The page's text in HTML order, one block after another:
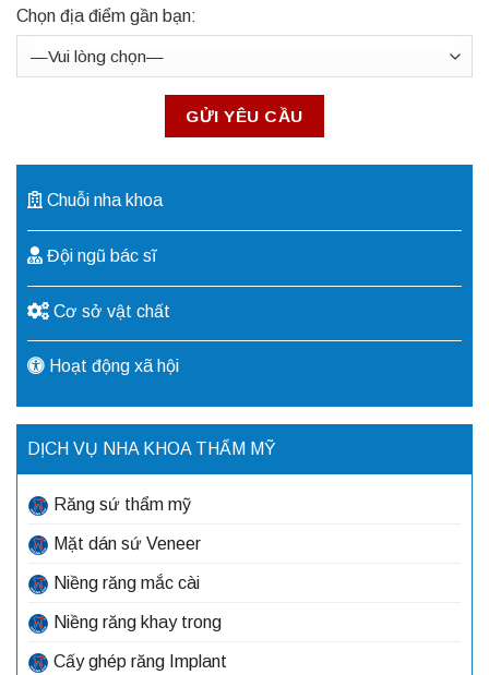
Chọn địa điểm gần bạn:
Chuỗi nha khoa
Đội ngũ bác sĩ
Cơ sở vật chất
Hoạt động xã hội
DỊCH VỤ NHA KHOA THẨM MỸ
Răng sứ thẩm mỹ
Mặt dán sứ Veneer
Niềng răng mắc cài
Niềng răng khay trong
Cấy ghép răng Implant